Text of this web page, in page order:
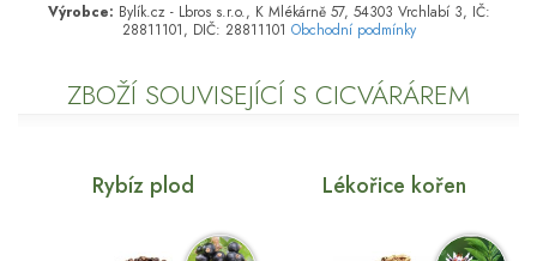
Výrobce: Bylík.cz - Lbros s.r.o., K Mlékárně 57, 54303 Vrchlabí 3, IČ:
28811101, DIČ: 28811101 Obchodní podmínky
ZBOŽÍ SOUVISEJÍCÍ S CICVÁRÁREM
Rybíz plod Lékořice kořen